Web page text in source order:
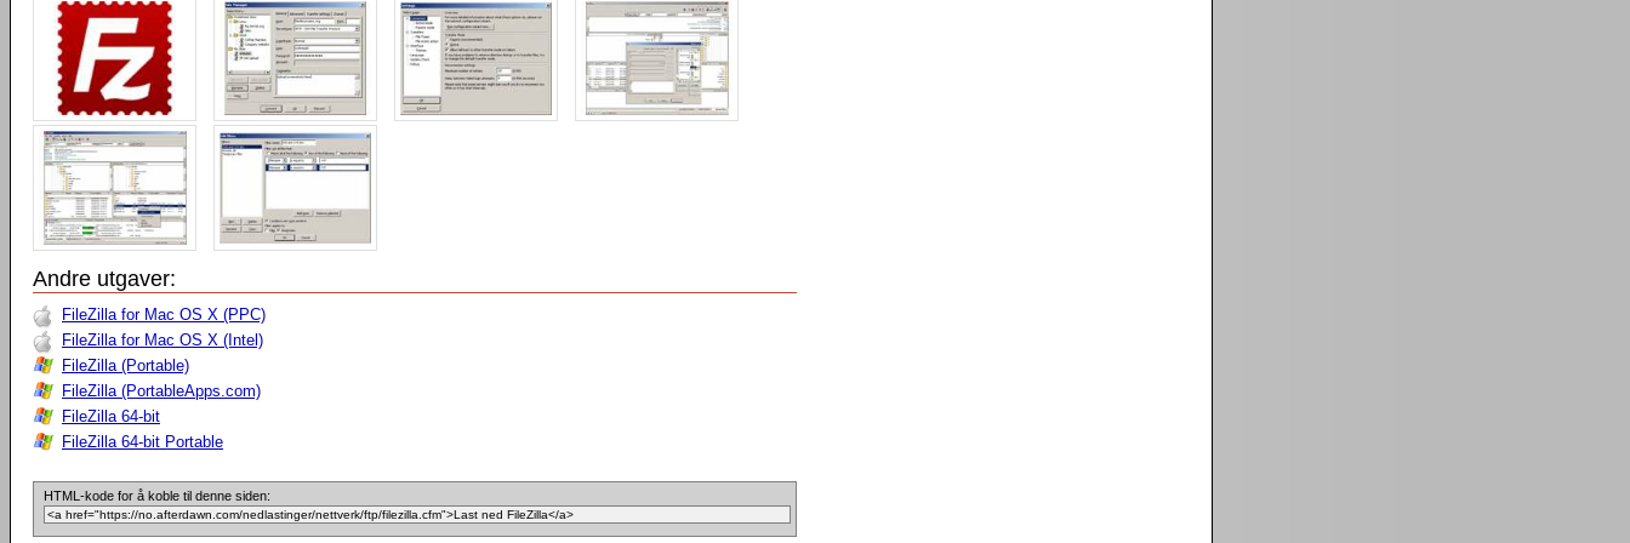
Andre utgaver:
FileZilla for Mac OS X (PPC)
FileZilla for Mac OS X (Intel)
FileZilla (Portable)
FileZilla (PortableApps.com)
FileZilla 64-bit
FileZilla 64-bit Portable
HTML-kode for å koble til denne siden: